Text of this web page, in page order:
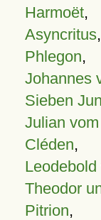
Harmoët,
Asyncritus,
Phlegon,
Johannes
Sieben
Julian
Cléden,
Theodor
Pitrion,